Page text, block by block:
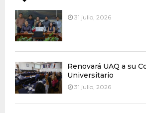
31 julio, 2026
Renovará UAQ a su
Universitario
31 julio, 2026